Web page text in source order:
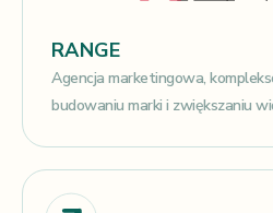
RANGE
Agencja marketingowa,
budowaniu marki i zwiększaniu